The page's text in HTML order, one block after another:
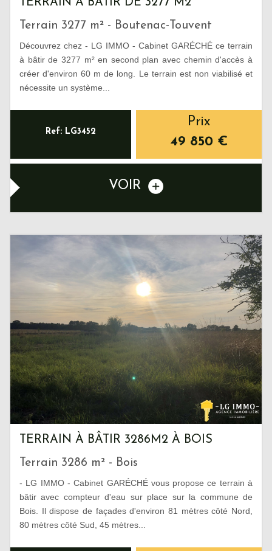
TERRAIN À BÂTIR DE 3277 M2
Terrain 3277 m² - Boutenac-Touvent
Découvrez chez - LG IMMO - Cabinet GARÉCHÉ ce terrain
à bâtir de 3277 m² en second plan avec chemin d'accès à
créer d'environ 60 m de long. Le terrain est non viabilisé et
nécessite un système...
Ref: LG3452
Prix
49 850 €
VOIR
TERRAIN À BÂTIR 3286M2 À BOIS
Terrain 3286 m² - Bois
- LG IMMO - Cabinet GARÉCHÉ vous propose ce terrain à
bâtir avec compteur d'eau sur place sur la commune de
Bois. Il dispose de façades d'environ 81 mètres côté Nord,
80 mètres côté Sud, 45 mètres...